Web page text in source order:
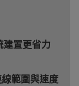
置更省力
範圍與速度